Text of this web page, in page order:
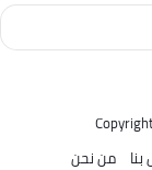
من نحن